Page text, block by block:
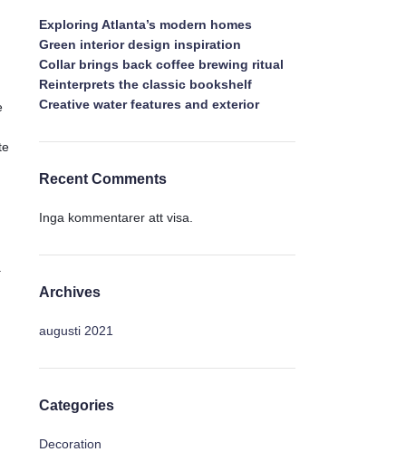
Exploring Atlanta’s modern homes
Green interior design inspiration
Collar brings back coffee brewing ritual
Reinterprets the classic bookshelf
Creative water features and exterior
Recent Comments
Inga kommentarer att visa.
Archives
augusti 2021
Categories
Decoration